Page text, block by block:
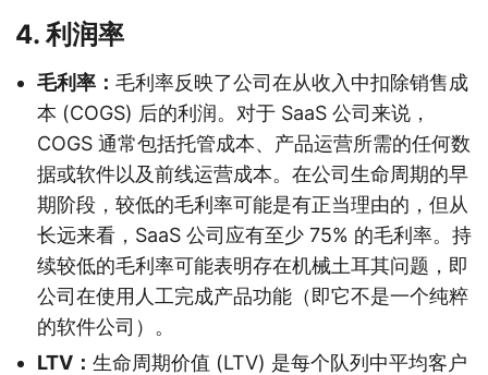
4. 利润率
毛利率： 毛利率反映了公司在从收入中扣除销售成
本 (COGS) 后的利润。对于 SaaS 公司来说，
COGS 通常包括托管成本、产品运营所需的任何数
据或软件以及前线运营成本。在公司生命周期的早
期阶段，较低的毛利率可能是有正当理由的，但从
长远来看，SaaS 公司应有至少 75% 的毛利率。持
续较低的毛利率可能表明存在机械土耳其问题，即
公司在使用人工完成产品功能（即它不是一个纯粹
的软件公司）。
LTV： 生命周期价值 (LTV) 是每个队列中平均客户